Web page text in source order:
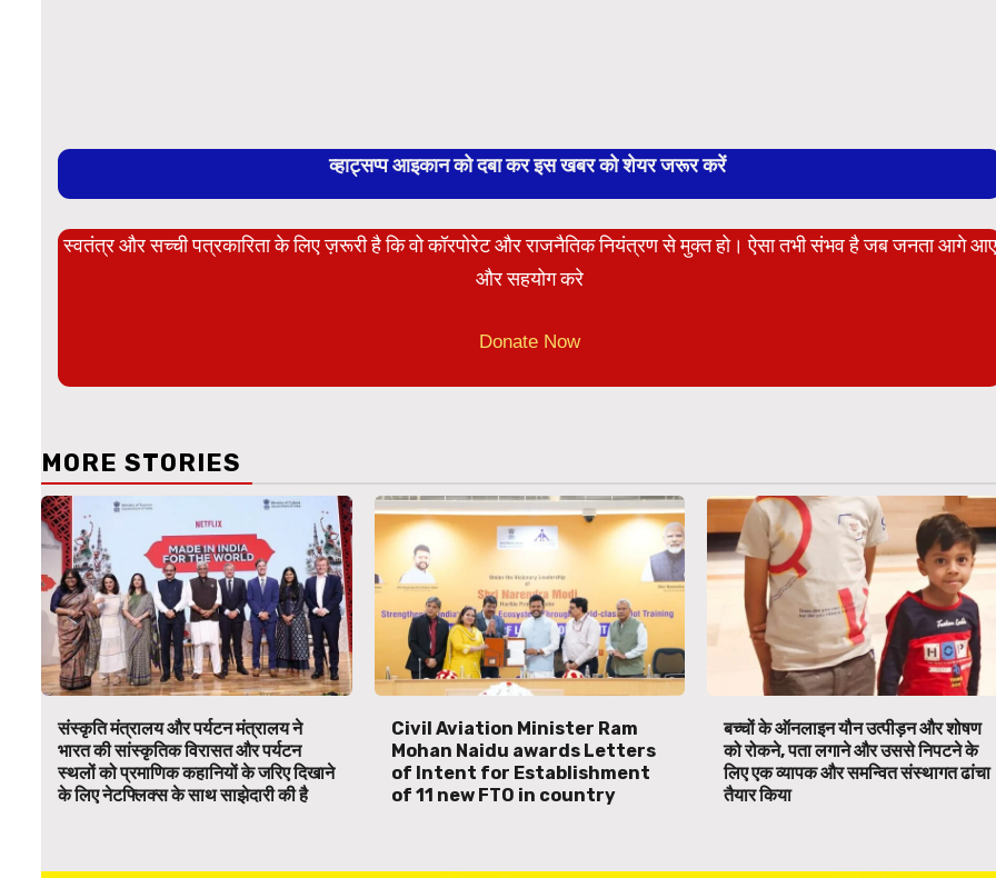
व्हाट्सप्प आइकान को दबा कर इस खबर को शेयर जरूर करें
स्वतंत्र और सच्ची पत्रकारिता के लिए ज़रूरी है कि वो कॉरपोरेट और राजनैतिक नियंत्रण से मुक्त हो। ऐसा तभी संभव है जब जनता आगे आए
और सहयोग करे
Donate Now
MORE STORIES
संस्कृति मंत्रालय और पर्यटन मंत्रालय ने
भारत की सांस्कृतिक विरासत और पर्यटन
स्थलों को प्रमाणिक कहानियों के जरिए दिखाने
के लिए नेटफ्लिक्स के साथ साझेदारी की है
Civil Aviation Minister Ram
Mohan Naidu awards Letters
of Intent for Establishment
of 11 new FTO in country
बच्चों के ऑनलाइन यौन उत्पीड़न और शोषण
को रोकने, पता लगाने और उससे निपटने के
लिए एक व्यापक और समन्वित संस्थागत ढांचा
तैयार किया